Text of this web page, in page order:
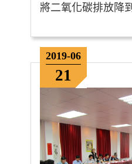
將二氧化碳排放降
2019-06
21